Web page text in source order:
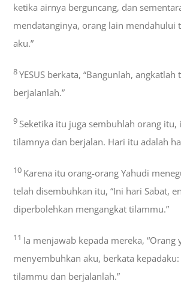
ketika airnya berguncang, dan
mendatanginya, orang lain mendahului
aku.”
8YESUS berkata, “Bangunlah,
berjalanlah.”
9 Seketika itu juga sembuhlah orang itu,
tilamnya dan berjalan. Hari itu adalah
10 Karena itu orang-orang Yahudi
telah disembuhkan itu, “Ini hari Sabat,
diperbolehkan mengangkat tilammu.”
11 Ia menjawab kepada mereka, “Orang
menyembuhkan aku, berkata kepadaku:
tilammu dan berjalanlah.”